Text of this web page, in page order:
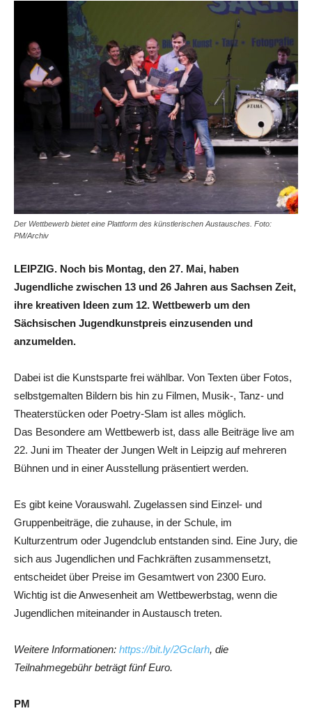
Der Wettbewerb bietet eine Plattform des künstlerischen Austausches. Foto:
PM/Archiv
LEIPZIG. Noch bis Montag, den 27. Mai, haben
Jugendliche zwischen 13 und 26 Jahren aus Sachsen Zeit,
ihre kreativen Ideen zum 12. Wettbewerb um den
Sächsischen Jugendkunstpreis einzusenden und
anzumelden.
Dabei ist die Kunstsparte frei wählbar. Von Texten über Fotos,
selbstgemalten Bildern bis hin zu Filmen, Musik-, Tanz- und
Theaterstücken oder Poetry-Slam ist alles möglich.
Das Besondere am Wettbewerb ist, dass alle Beiträge live am
22. Juni im Theater der Jungen Welt in Leipzig auf mehreren
Bühnen und in einer Ausstellung präsentiert werden.
Es gibt keine Vorauswahl. Zugelassen sind Einzel- und
Gruppenbeiträge, die zuhause, in der Schule, im
Kulturzentrum oder Jugendclub entstanden sind. Eine Jury, die
sich aus Jugendlichen und Fachkräften zusammensetzt,
entscheidet über Preise im Gesamtwert von 2300 Euro.
Wichtig ist die Anwesenheit am Wettbewerbstag, wenn die
Jugendlichen miteinander in Austausch treten.
Weitere Informationen: https://bit.ly/2Gclarh, die
Teilnahmegebühr beträgt fünf Euro.
PM